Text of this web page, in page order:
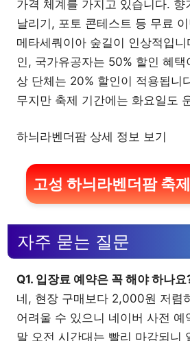
가격 체계를 가지고 있습니다. 향
날리기, 포토 콘테스트 등 무료
메타세쿼이아 숲길이 인상적입
인, 국가유공자는 50% 할인 혜
상 단체는 20% 할인이 적용됩니
무지만 축제 기간에는 화요일도
하늬라벤더팜 상세 정보 보기
고성 하늬라벤더팜 축
자주 묻는 질문
Q1. 입장료 예약은 꼭 해야 하나요
네, 현장 구매보다 2,000원 저렴
어려울 수 있으니 네이버 사전 예
말 오전 시간대는 빨리 마감되니